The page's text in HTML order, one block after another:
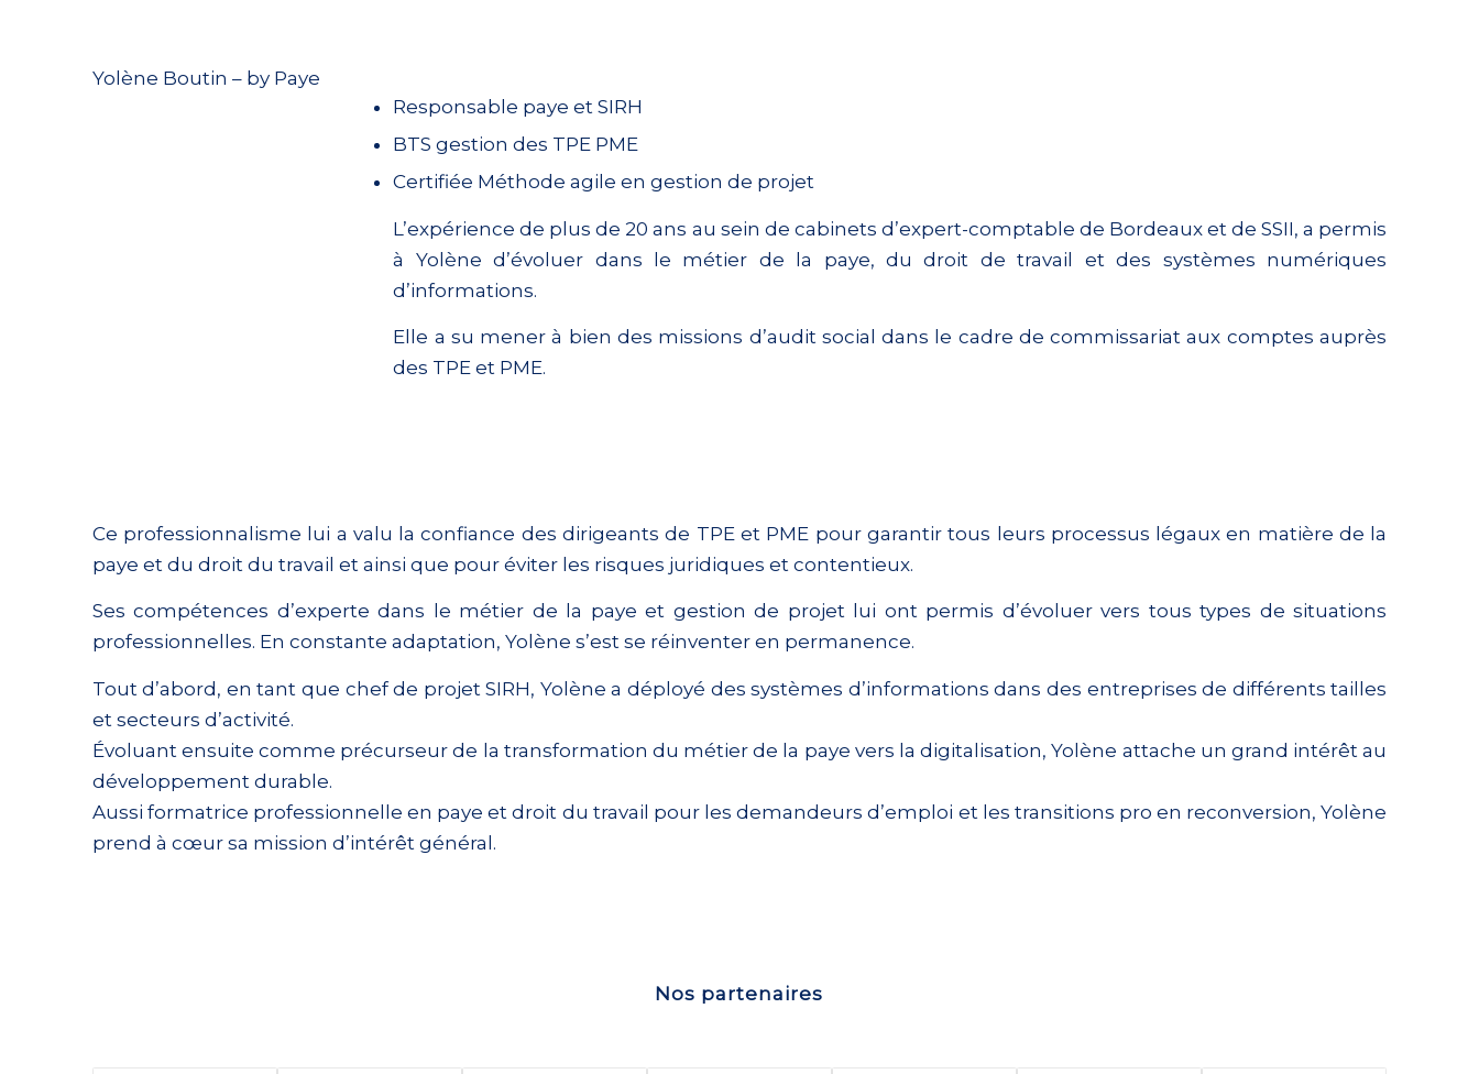
Yolène Boutin – by Paye
Responsable paye et SIRH
BTS gestion des TPE PME
Certifiée Méthode agile en gestion de projet
L’expérience de plus de 20 ans au sein de cabinets d’expert-comptable de Bordeaux et de SSII, a permis
à Yolène d’évoluer dans le métier de la paye, du droit de travail et des systèmes numériques
d’informations.
Elle a su mener à bien des missions d’audit social dans le cadre de commissariat aux comptes auprès
des TPE et PME.
Ce professionnalisme lui a valu la confiance des dirigeants de TPE et PME pour garantir tous leurs processus légaux en matière de la
paye et du droit du travail et ainsi que pour éviter les risques juridiques et contentieux.
Ses compétences d’experte dans le métier de la paye et gestion de projet lui ont permis d’évoluer vers tous types de situations
professionnelles. En constante adaptation, Yolène s’est se réinventer en permanence.
Tout d’abord, en tant que chef de projet SIRH, Yolène a déployé des systèmes d’informations dans des entreprises de différents tailles
et secteurs d’activité.
Évoluant ensuite comme précurseur de la transformation du métier de la paye vers la digitalisation, Yolène attache un grand intérêt au
développement durable.
Aussi formatrice professionnelle en paye et droit du travail pour les demandeurs d’emploi et les transitions pro en reconversion, Yolène
prend à cœur sa mission d’intérêt général.
Nos partenaires